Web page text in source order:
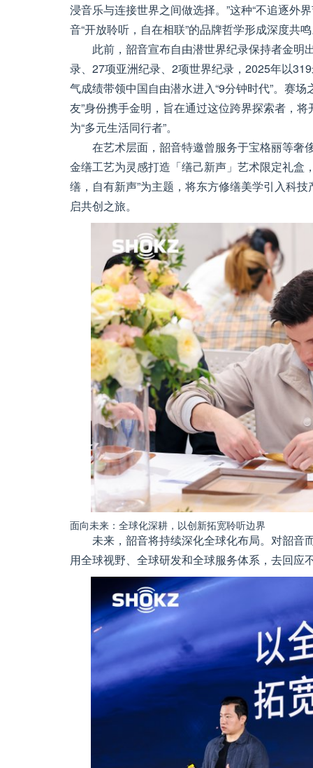
浸音乐与连接世界之间做选择。”这种“不追逐外
音“开放聆听，自在相联”的品牌哲学形成深度共
此前，韶音宣布自由潜世界纪录保持者金明
录、27项亚洲纪录、2项世界纪录，2025年以
气成绩带领中国自由潜水进入“9分钟时代”。赛
友”身份携手金明，旨在通过这位跨界探索者，
为“多元生活同行者”。
在艺术层面，韶音特邀曾服务于宝格丽等奢
金缮工艺为灵感打造「缮己新声」艺术限定礼盒
缮，自有新声”为主题，将东方修缮美学引入科
启共创之旅。
面向未来：全球化深耕，以创新拓宽聆听边界
未来，韶音将持续深化全球化布局。对韶音
用全球视野、全球研发和全球服务体系，去回应